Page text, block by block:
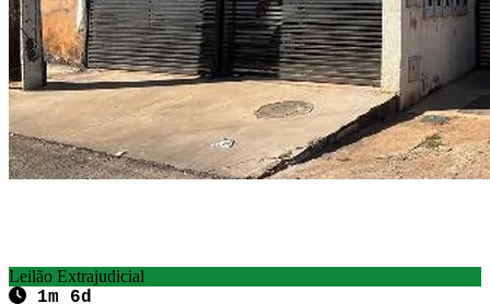
Leilão Extrajudicial
1m 6d